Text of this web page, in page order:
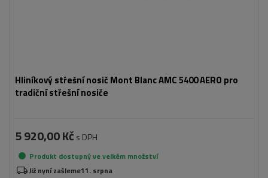
Hliníkový střešní nosič Mont Blanc AMC 5400 AERO pro
tradiční střešní nosiče
5 920,00 Kč s DPH
Produkt dostupný ve velkém množství
Již nyní zašleme11. srpna